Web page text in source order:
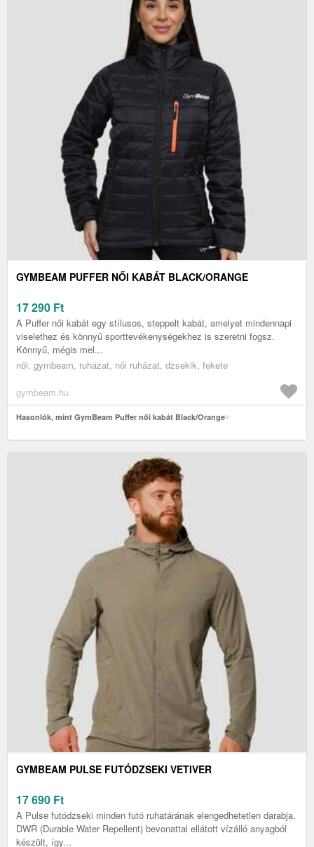
GYMBEAM PUFFER NŐI KABÁT BLACK/ORANGE
17 290 Ft
A Puffer női kabát egy stílusos, steppelt kabát, amelyet mindennapi
viselethez és könnyű sporttevékenységekhez is szeretni fogsz.
Könnyű, mégis mel...
női, gymbeam, ruházat, női ruházat, dzsekik, fekete
gymbeam.hu
Hasonlók, mint GymBeam Puffer női kabát Black/Orange
GYMBEAM PULSE FUTÓDZSEKI VETIVER
17 690 Ft
A Pulse futódzseki minden futó ruhatárának elengedhetetlen darabja.
DWR (Durable Water Repellent) bevonattal ellátott vízálló anyagból
készült, így...